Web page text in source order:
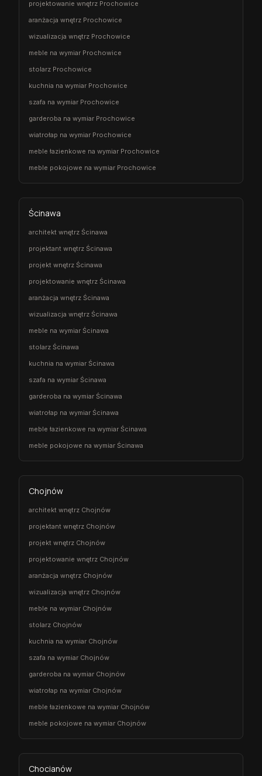
projektowanie wnętrz Prochowice
aranżacja wnętrz Prochowice
wizualizacja wnętrz Prochowice
meble na wymiar Prochowice
stolarz Prochowice
kuchnia na wymiar Prochowice
szafa na wymiar Prochowice
garderoba na wymiar Prochowice
wiatrołap na wymiar Prochowice
meble łazienkowe na wymiar Prochowice
meble pokojowe na wymiar Prochowice
Ścinawa
architekt wnętrz Ścinawa
projektant wnętrz Ścinawa
projekt wnętrz Ścinawa
projektowanie wnętrz Ścinawa
aranżacja wnętrz Ścinawa
wizualizacja wnętrz Ścinawa
meble na wymiar Ścinawa
stolarz Ścinawa
kuchnia na wymiar Ścinawa
szafa na wymiar Ścinawa
garderoba na wymiar Ścinawa
wiatrołap na wymiar Ścinawa
meble łazienkowe na wymiar Ścinawa
meble pokojowe na wymiar Ścinawa
Chojnów
architekt wnętrz Chojnów
projektant wnętrz Chojnów
projekt wnętrz Chojnów
projektowanie wnętrz Chojnów
aranżacja wnętrz Chojnów
wizualizacja wnętrz Chojnów
meble na wymiar Chojnów
stolarz Chojnów
kuchnia na wymiar Chojnów
szafa na wymiar Chojnów
garderoba na wymiar Chojnów
wiatrołap na wymiar Chojnów
meble łazienkowe na wymiar Chojnów
meble pokojowe na wymiar Chojnów
Chocianów